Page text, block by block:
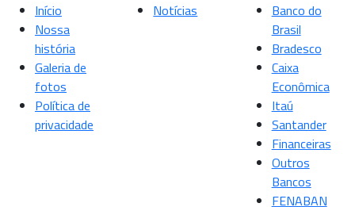
Início
Nossa
história
Galeria de
fotos
Política de
privacidade
Notícias
Banco do
Brasil
Bradesco
Caixa
Econômica
Itaú
Santander
Financeiras
Outros
Bancos
FENABAN